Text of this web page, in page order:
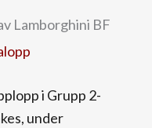
Lamborghini BF
i Grupp 2-
under